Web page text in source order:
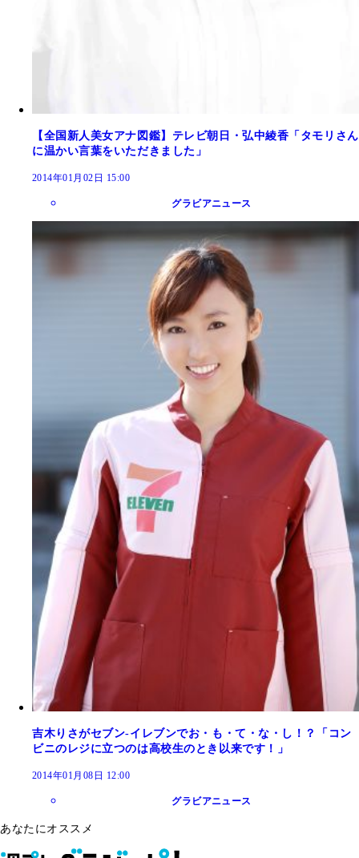
【全国新人美女アナ図鑑】テレビ朝日・弘中綾香「タモリさん
に温かい言葉をいただきました」
2014年01月02日 15:00
グラビアニュース
吉木りさがセブン-イレブンでお・も・て・な・し！？「コン
ビニのレジに立つのは高校生のとき以来です！」
2014年01月08日 12:00
グラビアニュース
あなたにオススメ